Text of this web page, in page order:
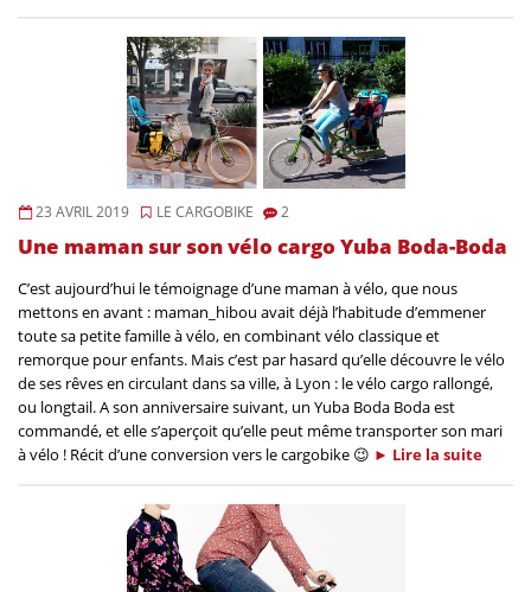
23 AVRIL 2019 LE CARGOBIKE 2
Une maman sur son vélo cargo Yuba Boda-Boda
C’est aujourd’hui le témoignage d’une maman à vélo, que nous
mettons en avant : maman_hibou avait déjà l’habitude d’emmener
toute sa petite famille à vélo, en combinant vélo classique et
remorque pour enfants. Mais c’est par hasard qu’elle découvre le vélo
de ses rêves en circulant dans sa ville, à Lyon : le vélo cargo rallongé,
ou longtail. A son anniversaire suivant, un Yuba Boda Boda est
commandé, et elle s’aperçoit qu’elle peut même transporter son mari
à vélo ! Récit d’une conversion vers le cargobike 😉 ► Lire la suite